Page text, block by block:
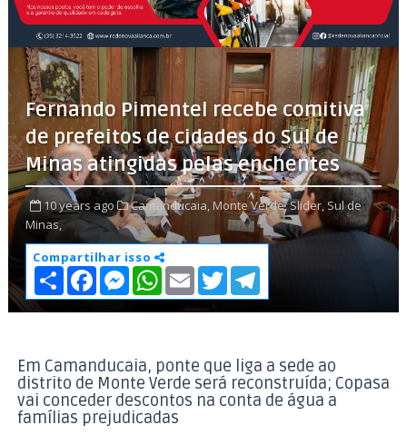
Fernando Pimentel recebe comitiva
de prefeitos de cidades do Sul de
Minas atingidas pelas enchentes
10 years ago Camanducaia, Monte Verde,Slider, Sul de
Minas,
Compartilhar isso
S
h
a
r
F
c
e
o
k
M
e
s
s
g
e
r
W
h
a
t
p
p
E
m
a
i
T
w
i
t
r
T
l
e
a
m
Em Camanducaia, ponte que liga a sede ao
distrito de Monte Verde será reconstruída; Copasa
vai conceder descontos na conta de água a
famílias prejudicadas